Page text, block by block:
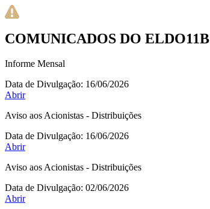
COMUNICADOS DO ELDO11B
Informe Mensal
Data de Divulgação: 16/06/2026
Abrir
Aviso aos Acionistas - Distribuições
Data de Divulgação: 16/06/2026
Abrir
Aviso aos Acionistas - Distribuições
Data de Divulgação: 02/06/2026
Abrir